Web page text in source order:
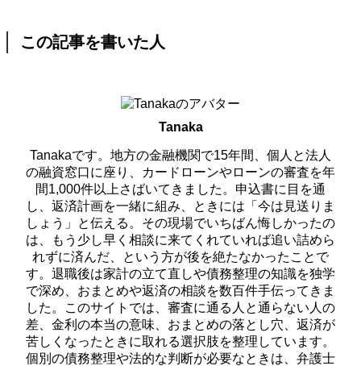
この記事を書いた人
Tanaka
Tanakaです。地方の金融機関で15年間、個人と法人
の融資窓口に座り、カードローンやローンの審査を年
間1,000件以上さばいてきました。申込書に目を通
し、返済計画を一緒に組み、ときには「今は見送りま
しょう」と伝える。その現場でいちばん悔しかったの
は、もう少し早く相談に来てくれていれば追い詰めら
れずに済んだ、という方が後を絶たなかったことで
す。退職後は家計の立て直しや債務整理の知識を独学
で深め、おまとめや返済の相談を数百件手伝ってきま
した。このサイトでは、審査に通る人と通らない人の
差、金利の本当の意味、おまとめの落とし穴、返済が
苦しくなったときに取れる選択肢を整理しています。
個別の債務整理や法的な判断が必要なときは、弁護士